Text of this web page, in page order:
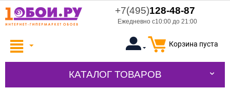
+7(495)128-48-87
Ежедневно с10:00 до 21:00
Корзина пуста
КАТАЛОГ ТОВАРОВ